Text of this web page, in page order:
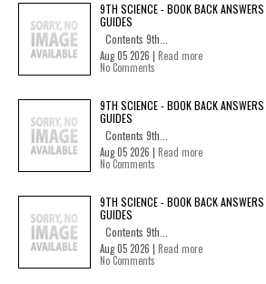
9TH SCIENCE - BOOK BACK
GUIDES
Contents 9th...
Aug 05 2026 | Read more
No Comments
9TH SCIENCE - BOOK BACK
GUIDES
Contents 9th...
Aug 05 2026 | Read more
No Comments
9TH SCIENCE - BOOK BACK
GUIDES
Contents 9th...
Aug 05 2026 | Read more
No Comments